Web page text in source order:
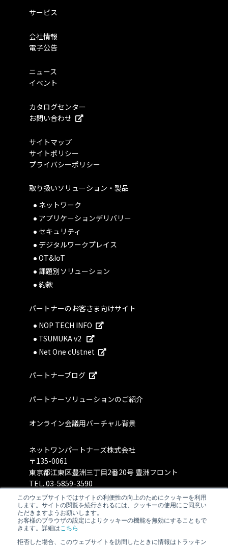
このウェブサイトではサイトの利便性の向上のためにクッキーを利用
します。サイトの閲覧を続行されるには、クッキーの使用にご同意い
ただきますようお願いします。
お客様のブラウザの設定によりクッキーの機能を無効にすることもで
きます。詳細は こちら
拒否した場合、このウェブサイトを訪問したときに情報はトラッキン
サービス
会社情報
電子公告
ニュース
イベント
カタログセンター
お問い合わせ
サイトマップ
サイトポリシー
プライバシーポリシー
取り扱いソリューション・製品
ネットワーク
アプリケーションデリバリー
セキュリティ
デジタルワークプレイス
OT&IoT
課題別ソリューション
約款
パートナーのお客さま向けサイト
NOP TECH INFO
TSUMUKA v2
Net One cUstnet
パートナーブログ
パートナーソリューションのご紹介
オンライン会議用バーチャル背景
ネットワンパートナーズ株式会社
〒135-0061
東京都江東区豊洲三丁目2番20号 豊洲フロント
TEL. 03-5859-3590